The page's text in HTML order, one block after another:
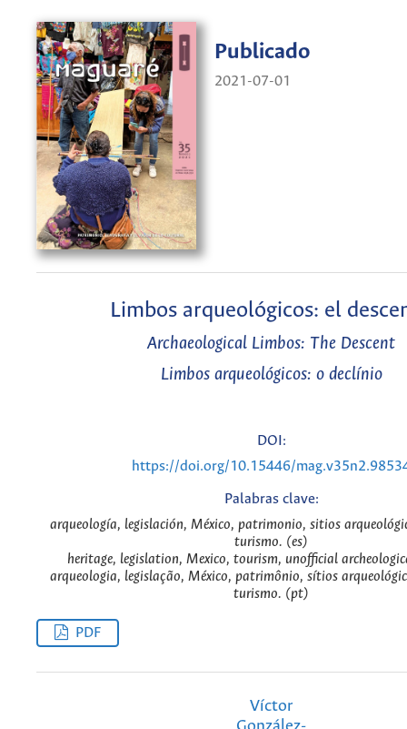
Publicado
2021-07-01
Limbos arqueológicos: el
Archaeological Limbos: The Descent
Limbos arqueológicos: o declínio
DOI:
https://doi.org/10.15446/
Palabras clave:
arqueología, legislación, México, patrimonio, sitios
turismo. (es)
heritage, legislation, Mexico, tourism, unofficial
arqueologia, legislação, México, patrimônio, sítios
turismo. (pt)
PDF
Víctor